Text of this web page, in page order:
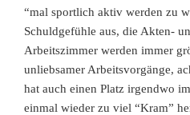
“mal sportlich aktiv werden zu
Schuldgefühle aus, die Akten-
Arbeitszimmer werden immer
unliebsamer Arbeitsvorgänge,
hat auch einen Platz irgendwo
einmal wieder zu viel “Kram”